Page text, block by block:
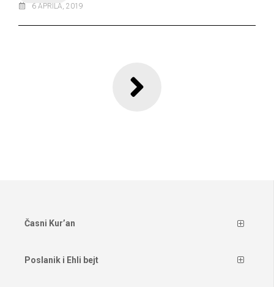
6 APRILA, 2019
Časni Kur’an
Poslanik i Ehli bejt